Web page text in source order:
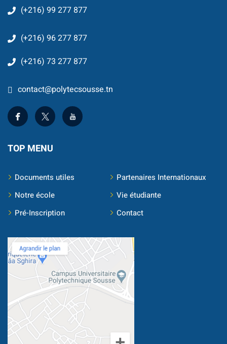
& intervention
(+216) 99 277 877
(+216) 96 277 877
(+216) 73 277 877
contact@polytecsousse.tn
TOP MENU
Documents utiles
Partenaires Internationaux
Notre école
Vie étudiante
Pré-Inscription
Contact